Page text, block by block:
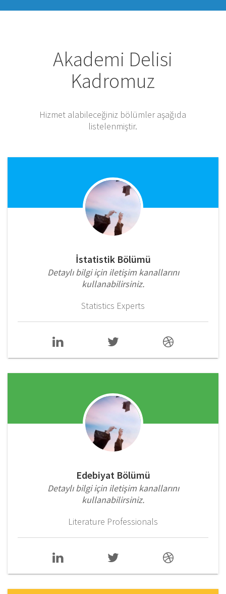
Akademi Delisi
Kadromuz
Hizmet alabileceğiniz bölümler aşağıda
listelenmiştir.
İstatistik Bölümü
Detaylı bilgi için iletişim kanallarını
kullanabilirsiniz.
Statistics Experts
Edebiyat Bölümü
Detaylı bilgi için iletişim kanallarını
kullanabilirsiniz.
Literature Professionals